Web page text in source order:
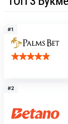
#1
#2